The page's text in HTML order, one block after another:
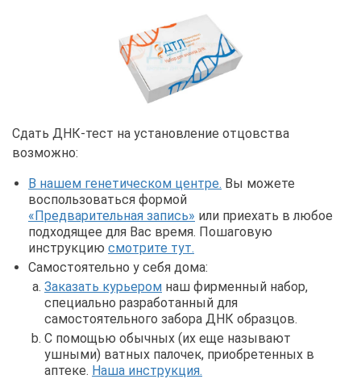
Сдать ДНК-тест на установление отцовства
возможно:
В нашем генетическом центре. Вы можете
воспользоваться формой
«Предварительная запись» или приехать в любое
подходящее для Вас время. Пошаговую
инструкцию смотрите тут.
Самостоятельно у себя дома:
Заказать курьером наш фирменный набор,
специально разработанный для
самостоятельного забора ДНК образцов.
С помощью обычных (их еще называют
ушными) ватных палочек, приобретенных в
аптеке. Наша инструкция.